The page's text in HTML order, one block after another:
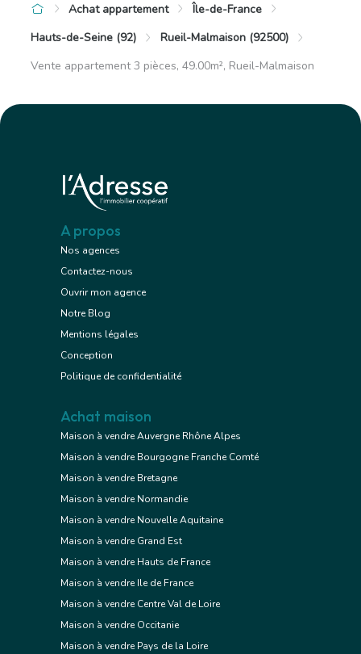
Achat appartement
Île-de-France
Hauts-de-Seine (92)
Rueil-Malmaison (92500)
Vente appartement 3 pièces, 49.00m², Rueil-Malmaison
A propos
Nos agences
Contactez-nous
Ouvrir mon agence
Notre Blog
Mentions légales
Conception
Politique de confidentialité
Achat maison
Maison à vendre Auvergne Rhône Alpes
Maison à vendre Bourgogne Franche Comté
Maison à vendre Bretagne
Maison à vendre Normandie
Maison à vendre Nouvelle Aquitaine
Maison à vendre Grand Est
Maison à vendre Hauts de France
Maison à vendre Ile de France
Maison à vendre Centre Val de Loire
Maison à vendre Occitanie
Maison à vendre Pays de la Loire